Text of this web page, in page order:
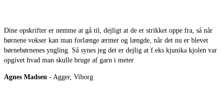
Dine opskrifter er nemme at gå til, dejligt at de er strikket oppe fra, så når
børnene vokser kan man forlænge ærmer og længde, når det nu er blevet
børnebørnenes yngling. Så synes jeg det er dejlig at f.eks kjunika kjolen var
opgivet hvad man skulle bruge af garn i meter
Agnes Madsen - Agger, Viborg